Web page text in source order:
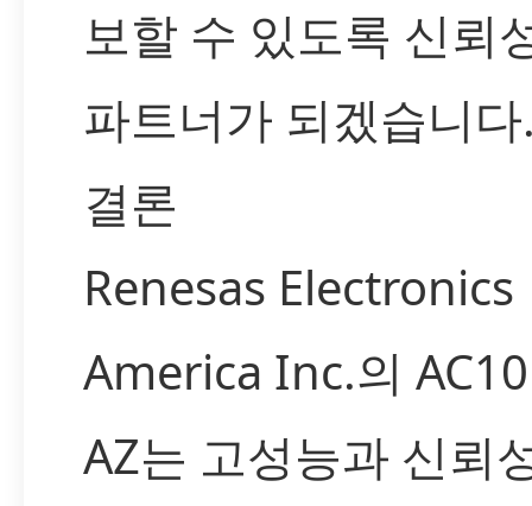
보할 수 있도록 신뢰
파트너가 되겠습니
결론
Renesas Electronics
America Inc.의
AZ는 고성능과 신뢰